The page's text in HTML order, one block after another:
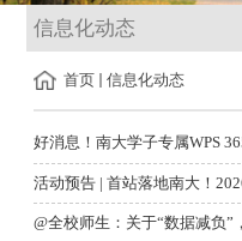
信息化动态
首页 信息化动态
好消息！南大学子专属WPS
活动预告 | 首站落地南大！
@全校师生：关于“数据减负”